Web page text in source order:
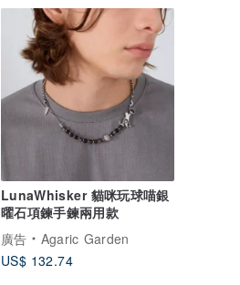
LunaWhisker 貓咪玩球喵銀
曜石項鍊手鍊兩用款
廣告
Agaric Garden
US$ 132.74